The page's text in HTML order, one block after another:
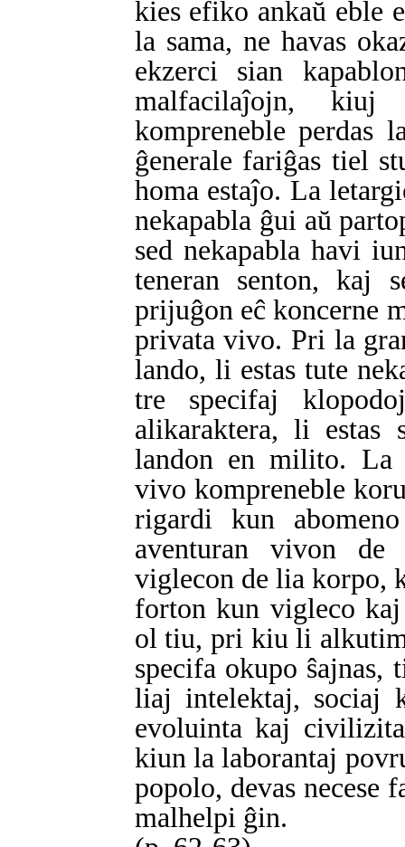
kies efiko ankaŭ eble
la sama, ne havas
ekzerci sian
malfacilaĵojn,
kompreneble perdas
ĝenerale fariĝas tiel
homa estaĵo. La
nekapabla ĝui aŭ
sed nekapabla havi
teneran senton, kaj
prijuĝon eĉ koncerne
privata vivo. Pri la
lando, li estas tute
tre specifaj
alikaraktera, li estas
landon en milito. La
vivo kompreneble
rigardi kun
aventuran vivon
viglecon de lia korpo,
forton kun vigleco
ol tiu, pri kiu li
specifa okupo
liaj intelektaj, sociaj
evoluinta kaj
kiun la laborantaj
popolo, devas necese
malhelpi ĝin.